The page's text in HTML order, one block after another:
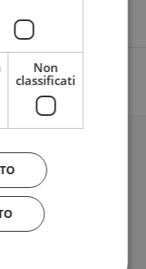
Non
classificati